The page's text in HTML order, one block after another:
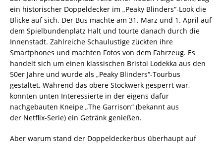
ein historischer Doppeldecker im „Peaky Blinders“-Look die
Blicke auf sich. Der Bus machte am 31. März und 1. April auf
dem Spielbundenplatz Halt und tourte danach durch die
Innenstadt. Zahlreiche Schaulustige zückten ihre
Smartphones und machten Fotos von dem Fahrzeug. Es
handelt sich um einen klassischen Bristol Lodekka aus den
50er Jahre und wurde als „Peaky Blinders“-Tourbus
gestaltet. Während das obere Stockwerk gesperrt war,
konnten unten Interessierte in der eigens dafür
nachgebauten Kneipe „The Garrison“ (bekannt aus
der Netflix-Serie) ein Getränk genießen.
Aber warum stand der Doppeldeckerbus überhaupt auf